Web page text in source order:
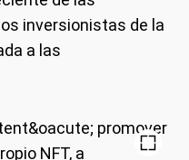
inversionistas de la
a las